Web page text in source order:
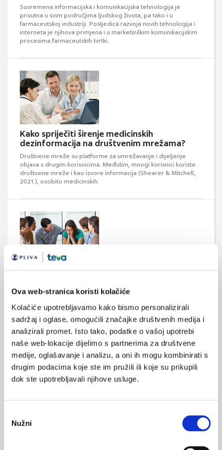
Ova web-stranica koristi kolačiće
Kolačiće upotrebljavamo kako bismo personalizirali
sadržaj i oglase, omogućili značajke društvenih medija i
analizirali promet. Isto tako, podatke o vašoj upotrebi
naše web-lokacije dijelimo s partnerima za društvene
medije, oglašavanje i analizu, a oni ih mogu kombinirati s
drugim podacima koje ste im pružili ili koje su prikupili
dok ste upotrebljavali njihove usluge.
pristanka
Nužni
Suvremena informacijska i komunikacijska tehnologija je
prisutna u svim područjima ljudskog života, pa tako i u
farmaceutskoj industriji. Posljedica razvoja novih tehnologija i
interneta je njihova primjena i u marketinškim komunikacijskim
procesima farmaceutskih tvrtki.
Kako spriječiti širenje medicinskih
dezinformacija na društvenim mrežama?
Društvene mreže su platforme za umrežavanje i dijeljenje
objava s drugim korisnicima. Međutim, mnogi korisnici koriste
društvene mreže i kao izvore informacija (Shearer & Mitchell,
2021.), osobito medicinskih.
Adolescenti iz depriviranih sredina češće će razviti ovisnost o
Facebooku, Instagramu, WhatsAppu i drugim društvenim
Digitalno desetljeće za djecu i mlade: nova Europska strategija
za bolji internet za djecu (BIK+)